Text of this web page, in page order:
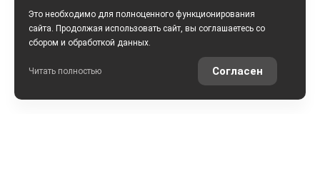
ПОЛУЧИТЬ КОНСУЛЬТАЦИЮ
Это необходимо для полноценного функционирования
сайта. Продолжая использовать сайт, вы соглашаетесь со
сбором и обработкой данных.
Читать полностью Согласен